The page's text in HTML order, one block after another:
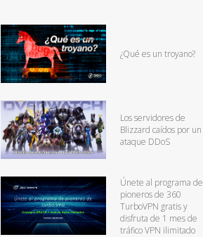
¿Qué es un troyano?
Los servidores de
Blizzard caídos por un
ataque DDoS
Únete al programa de
pioneros de 360
TurboVPN gratis y
disfruta de 1 mes de
tráfico VPN ilimitado